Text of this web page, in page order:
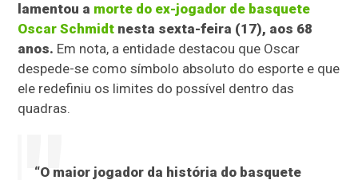
lamentou a morte do ex-jogador de basquete
Oscar Schmidt nesta sexta-feira (17), aos 68
anos. Em nota, a entidade destacou que Oscar
despede-se como símbolo absoluto do esporte e que
ele redefiniu os limites do possível dentro das
quadras.
“O maior jogador da história do basquete